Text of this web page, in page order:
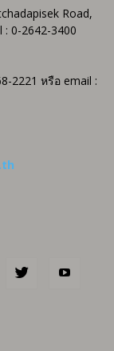
Road,
: 0-2642-3400
2221 หรือ email :